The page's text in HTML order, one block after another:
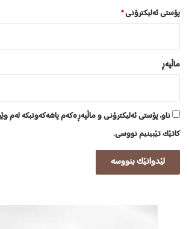
پۆستی ئەلیکترۆنی*
ماڵپه‌ڕ
ناو، پۆستی ئەلیکترۆنی و ماڵپەڕەکەم پاشەکەوتبکە لەم
کاتێک تێبینیم نووسی.